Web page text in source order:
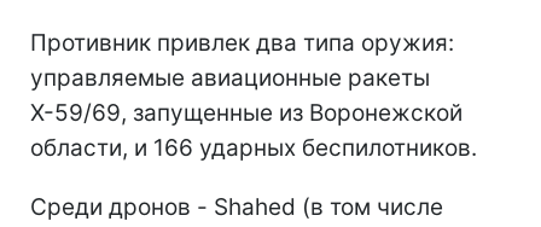
Противник привлек два типа оружия:
управляемые авиационные ракеты
Х-59/69, запущенные из Воронежской
области, и 166 ударных беспилотников.
Среди дронов - Shahed (в том числе